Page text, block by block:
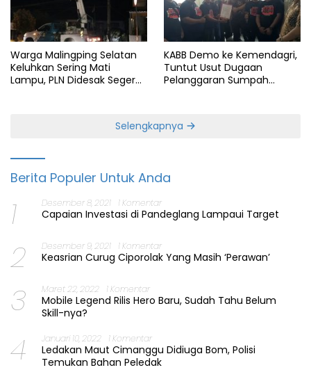
Warga Malingping Selatan
Keluhkan Sering Mati
Lampu, PLN Didesak Segera
KABB Demo ke Kemendagri,
Tuntut Usut Dugaan
Pelanggaran Sumpah
Selengkapnya
Berita Populer Untuk Anda
1 Desember 8, 2021 1 Komentar
Capaian Investasi di Pandeglang Lampaui Target
2 Desember 9, 2021 1 Komentar
Keasrian Curug Ciporolak Yang Masih ‘Perawan’
3 Maret 22, 2022 1 Komentar
Mobile Legend Rilis Hero Baru, Sudah Tahu Belum
Skill-nya?
4 Januari 10, 2022 1 Komentar
Ledakan Maut Cimanggu Didiuga Bom, Polisi
Temukan Bahan Peledak